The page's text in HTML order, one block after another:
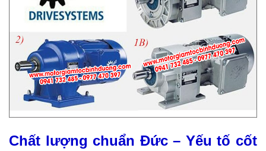
Chất lượng chuẩn Đức – Yếu tố cốt